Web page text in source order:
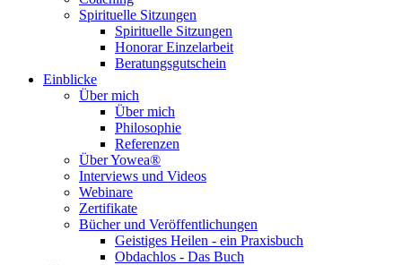
Spirituelle Sitzungen
Spirituelle Sitzungen
Honorar Einzelarbeit
Beratungsgutschein
Einblicke
Über mich
Über mich
Philosophie
Referenzen
Über Yowea®
Interviews und Videos
Webinare
Zertifikate
Bücher und Veröffentlichungen
Geistiges Heilen - ein Praxisbuch
Obdachlos - Das Buch